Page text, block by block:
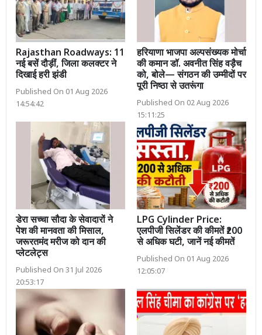
Rajasthan Roadways: 11
नई बसें दौड़ीं, जिला कलक्टर ने
दिखाई हरी झंडी
Published On 01 Aug 2026
14:54:42
हरियाणा भाजपा अल्पसंख्यक मोर्चा
की कमान डॉ. अवनीत सिंह वड़ैच
को, बोले— संगठन की उम्मीदों पर
पूरी निष्ठा से उतरूंगा
Published On 02 Aug 2026
15:11:25
डेरा सच्चा सौदा के सेवादारों ने
पेश की मानवता की मिसाल,
जरूरतमंद मरीज को दान की
प्लेटलेट्स
Published On 31 Jul 2026
20:53:17
LPG Cylinder Price:
एलपीजी सिलेंडर की कीमतें ₹200
से अधिक घटी, जानें नई कीमतें
Published On 01 Aug 2026
12:05:07